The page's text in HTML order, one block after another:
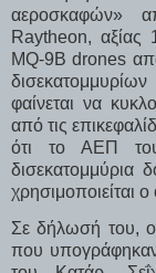
αεροσκαφών»
Raytheon, αξίας
MQ-9B drones
φαίνεται να
από τις
ότι το ΑΕΠ
δισεκατομμύρια
χρησιμοποιείται
Σε δήλωσή του, ο
που